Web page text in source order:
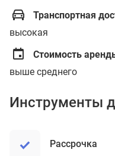
Транспортная
высокая
Стоимость
выше среднего
Инструменты
рассрочка